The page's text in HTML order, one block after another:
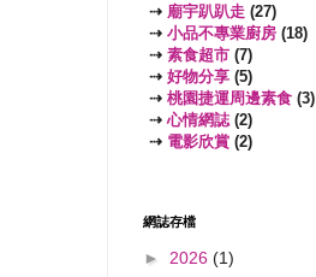
⇢ 廟宇趴趴走 (27)
⇢ 小品不專業廚房 (18)
⇢ 素食超市 (7)
⇢ 好物分享 (5)
⇢ 桃園捷運周邊素食 (3)
⇢心情網誌 (2)
⇢ 電影欣賞 (2)
網誌存檔
► 2026 (1)